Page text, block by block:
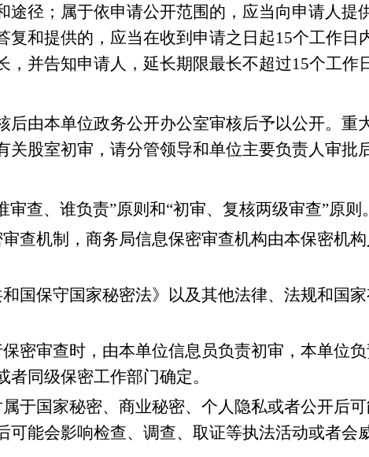
径；属于依申请公开范围的，应当向申请人提
复和提供的，应当在收到申请之日起15个工作日
并告知申请人，延长期限最长不超过15个工作
由本单位政务公开办公室审核后予以公开。重
股室初审，请分管领导和单位主要负责人审批
、谁负责”原则和“初审、复核两级审查”原则。
机制，商务局信息保密审查机构由本保密机
保守国家秘密法》以及其他法律、法规和国
审查时，由本单位信息员负责初审，本单位
同级保密工作部门确定。
国家秘密、商业秘密、个人隐私或者公开后可
能会影响检查、调查、取证等执法活动或者会